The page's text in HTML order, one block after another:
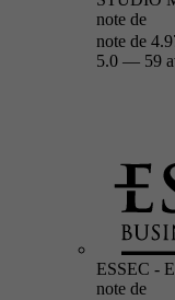
note de
note de
5.0 — 59
ESSEC -
note de